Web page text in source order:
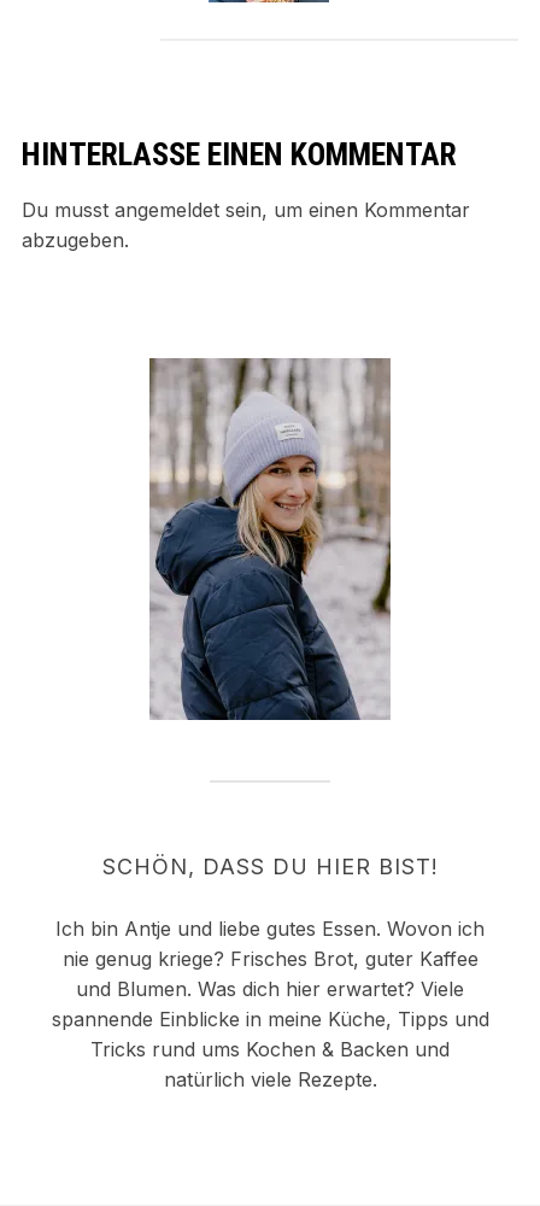
HINTERLASSE EINEN KOMMENTAR
Du musst angemeldetsein, um einen Kommentar
abzugeben.
SCHÖN, DASS DU HIER BIST!
Ich bin Antje und liebe gutes Essen. Wovon ich
nie genug kriege? Frisches Brot, guter Kaffee
und Blumen. Was dich hier erwartet? Viele
spannende Einblicke in meine Küche, Tipps und
Tricks rund ums Kochen & Backen und
natürlich viele Rezepte.